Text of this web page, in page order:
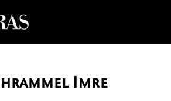
Imre